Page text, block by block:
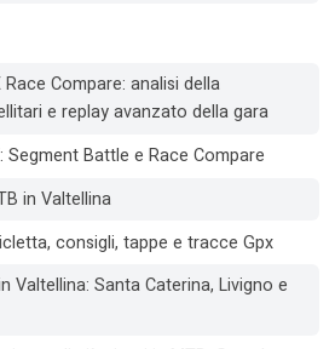
Compare: analisi della
e replay avanzato della gara
Battle e Race Compare
in Valtellina
consigli, tappe e tracce Gpx
Valtellina: Santa Caterina, Livigno e